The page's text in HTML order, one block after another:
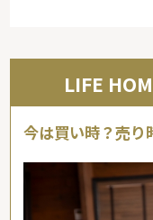
LIFE
今は買い時？売り